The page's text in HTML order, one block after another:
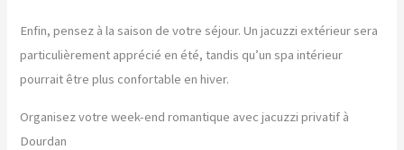
Enfin, pensez à la saison de votre séjour. Un jacuzzi extérieur sera
particulièrement apprécié en été, tandis qu’un spa intérieur
pourrait être plus confortable en hiver.
Organisez votre week-end romantique avec jacuzzi privatif à
Dourdan